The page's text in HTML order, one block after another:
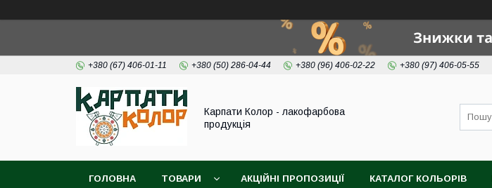
+380 (67) 406-01-11 +380 (50) 286-04-44 +380 (96) 406-02-22 +380 (97) 406-05-55
Карпати Колор - лакофарбова
продукція
ГОЛОВНА ТОВАРИ АКЦІЙНІ ПРОПОЗИЦІЇ КАТАЛОГ КОЛЬОРІВ